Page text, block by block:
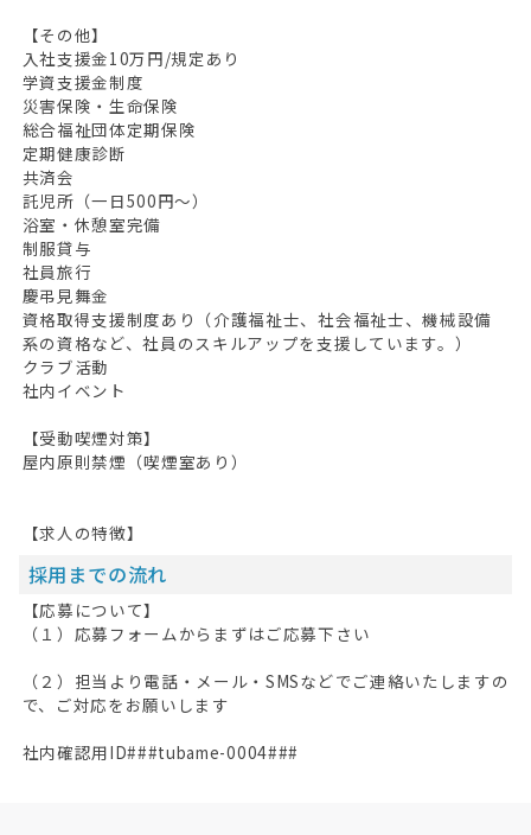
【その他】
入社支援金10万円/規定あり
学資支援金制度
災害保険・生命保険
総合福祉団体定期保険
定期健康診断
共済会
託児所（一日500円～）
浴室・休憩室完備
制服貸与
社員旅行
慶弔見舞金
資格取得支援制度あり（介護福祉士、社会福祉士、機械設備
系の資格など、社員のスキルアップを支援しています。）
クラブ活動
社内イベント
【受動喫煙対策】
屋内原則禁煙（喫煙室あり）
【求人の特徴】
採用までの流れ
【応募について】
（１）応募フォームからまずはご応募下さい
（２）担当より電話・メール・SMSなどでご連絡いたしますの
で、ご対応をお願いします
社内確認用ID###tubame-0004###